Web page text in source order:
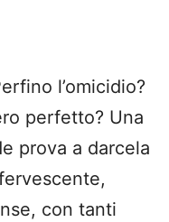
l’omicidio?
perfetto? Una
prova a darcela
con tanti